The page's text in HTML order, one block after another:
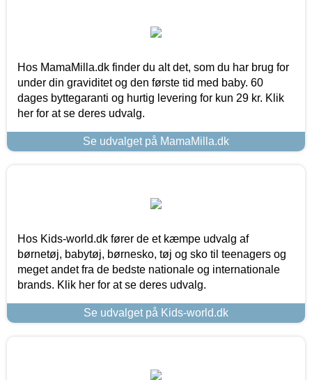
Hos MamaMilla.dk finder du alt det, som du har brug for
under din graviditet og den første tid med baby. 60
dages byttegaranti og hurtig levering for kun 29 kr. Klik
her for at se deres udvalg.
Se udvalget på MamaMilla.dk
Hos Kids-world.dk fører de et kæmpe udvalg af
børnetøj, babytøj, børnesko, tøj og sko til teenagers og
meget andet fra de bedste nationale og internationale
brands. Klik her for at se deres udvalg.
Se udvalget på Kids-world.dk